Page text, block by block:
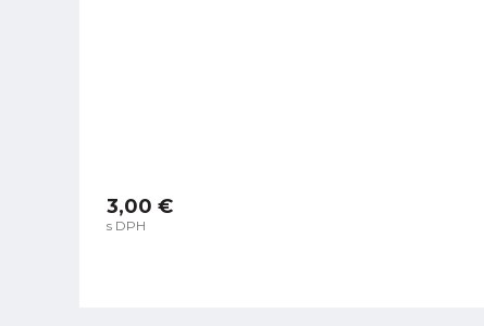
3,00 €
s DPH